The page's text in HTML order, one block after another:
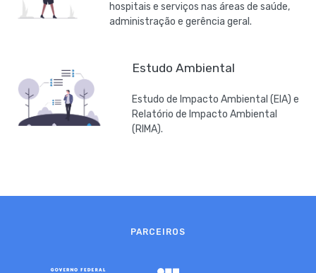
hospitais e serviços nas áreas de saúde,
administração e gerência geral.
Estudo Ambiental
Estudo de Impacto Ambiental (EIA) e
Relatório de Impacto Ambiental
(RIMA).
PARCEIROS